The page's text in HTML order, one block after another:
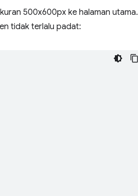
500x600px ke halaman utama.
tidak terlalu padat: